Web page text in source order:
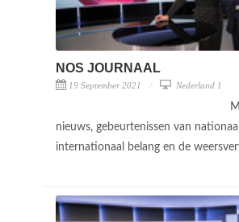
NOS JOURNAAL
19 September 2021 Nederland 1
nieuws, gebeurtenissen van
internationaal belang en de